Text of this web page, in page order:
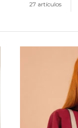
27 artículos